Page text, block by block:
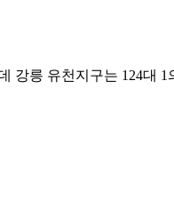
강릉 유천지구는 124대 1